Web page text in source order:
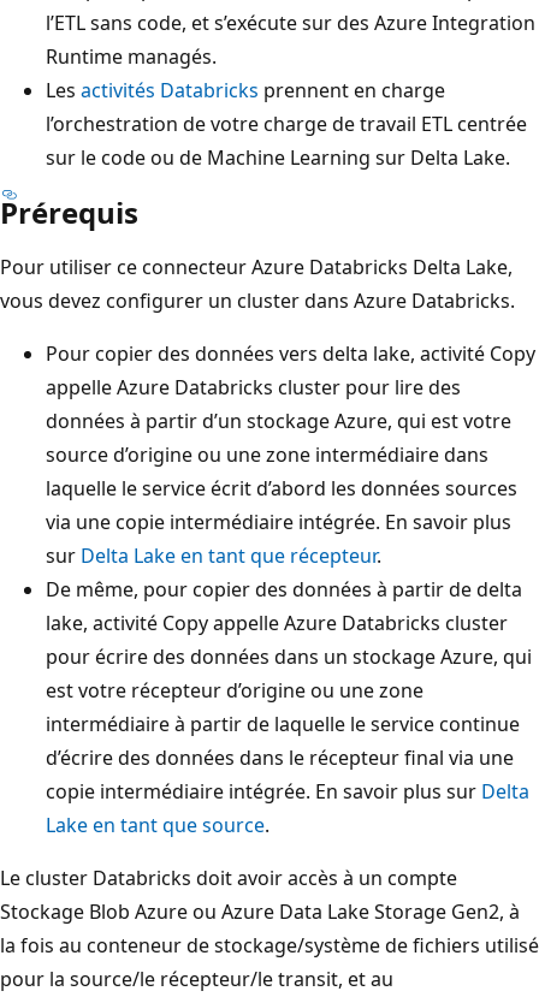
l’ETL sans code, et s’exécute sur des Azure Integration
Runtime managés.
Les activités Databricks prennent en charge
l’orchestration de votre charge de travail ETL centrée
sur le code ou de Machine Learning sur Delta Lake.
Prérequis
Pour utiliser ce connecteur Azure Databricks Delta Lake,
vous devez configurer un cluster dans Azure Databricks.
Pour copier des données vers delta lake, activité Copy
appelle Azure Databricks cluster pour lire des
données à partir d’un stockage Azure, qui est votre
source d’origine ou une zone intermédiaire dans
laquelle le service écrit d’abord les données sources
via une copie intermédiaire intégrée. En savoir plus
sur Delta Lake en tant que récepteur.
De même, pour copier des données à partir de delta
lake, activité Copy appelle Azure Databricks cluster
pour écrire des données dans un stockage Azure, qui
est votre récepteur d’origine ou une zone
intermédiaire à partir de laquelle le service continue
d’écrire des données dans le récepteur final via une
copie intermédiaire intégrée. En savoir plus sur Delta
Lake en tant que source.
Le cluster Databricks doit avoir accès à un compte
Stockage Blob Azure ou Azure Data Lake Storage Gen2, à
la fois au conteneur de stockage/système de fichiers utilisé
pour la source/le récepteur/le transit, et au